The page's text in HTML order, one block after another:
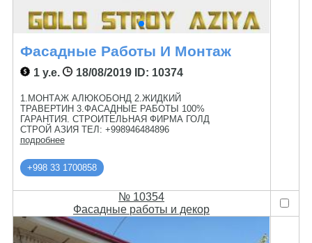
Фасадные Работы И Монтаж
1 у.е. 18/08/2019ID: 10374
1.МОНТАЖ АЛЮКОБОНД 2.ЖИДКИЙ
ТРАВЕРТИН 3.ФАСАДНЫЕ РАБОТЫ 100%
ГАРАНТИЯ. СТРОИТЕЛЬНАЯ ФИРМА ГОЛД
СТРОЙ АЗИЯ ТЕЛ: +998946484896
подробнее
+998 33 1700858
№ 10354
Фасадные работы и декор